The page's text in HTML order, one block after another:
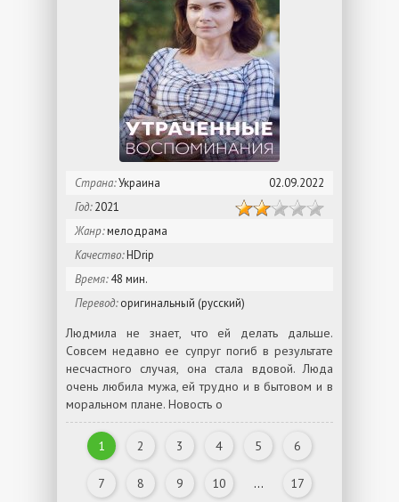
Страна:Украина
02.09.2022
Год:2021
Жанр:мелодрама
Качество:HDrip
Время:48 мин.
Перевод:оригинальный (русский)
Людмила не знает, что ей делать дальше.
Совсем недавно ее супруг погиб в результате
несчастного случая, она стала вдовой. Люда
очень любила мужа, ей трудно и в бытовом и в
моральном плане. Новость о
1 2 3 4 5 6
7 8 9 10 ... 17